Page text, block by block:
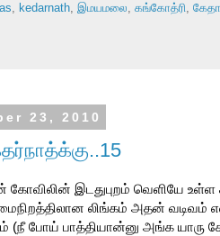
kedarnath, இமயமலை கங்கோத்ரி
23, 2010
கோவிலின் இடதுபுறம் வெளியே
லிங்கம் அதன் வடிவம்
(நீ போய் பாத்தியான்னு அங்க யாரு